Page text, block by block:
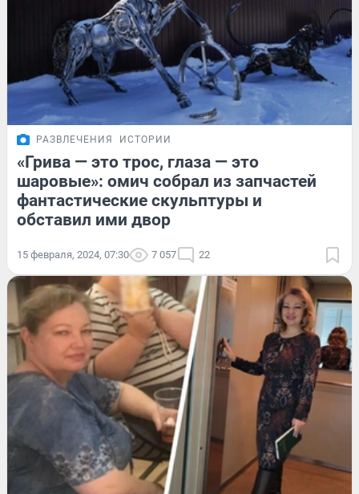
РАЗВЛЕЧЕНИЯ ИСТОРИИ
«Грива — это трос, глаза — это
шаровые»: омич собрал из запчастей
фантастические скульптуры и
обставил ими двор
15 февраля, 2024, 07:30 7 057 22